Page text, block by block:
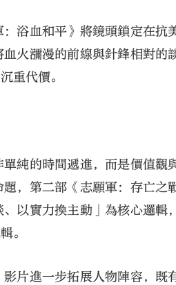
浴血和平》將鏡頭鎖定在抗
火瀰漫的前線與針鋒相對的
重代價。
純的時間遞進，而是價值觀
，第二部《志願軍：存亡之
以實力換主動」為核心邏輯
。
片進一步拓展人物陣容，